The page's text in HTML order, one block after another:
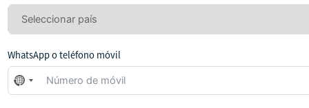
WhatsApp o teléfono móvil
No
se